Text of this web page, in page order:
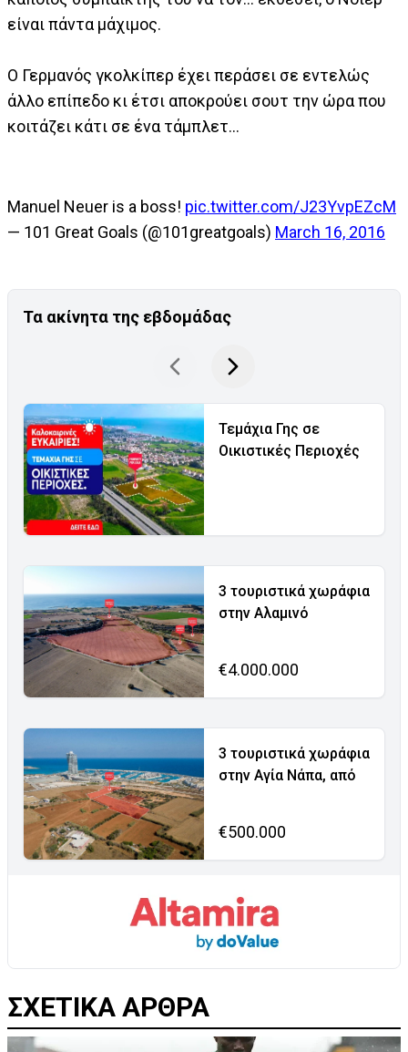
είναι πάντα μάχιμος.
Ο Γερμανός γκολκίπερ έχει περάσει σε εντελώς
άλλο επίπεδο κι έτσι αποκρούει σουτ την ώρα που
κοιτάζει κάτι σε ένα τάμπλετ...
Manuel Neuer is a boss! pic.twitter.com/J23YvpEZcM
— 101 Great Goals (@101greatgoals) March 16, 2016
Τα ακίνητα της εβδομάδας
Τεμάχια Γης σε
Οικιστικές Περιοχές
3 τουριστικά χωράφια
στην Αλαμινό
€4.000.000
3 τουριστικά χωράφια
στην Αγία Νάπα, από
€500.000
ΣΧΕΤΙΚΑ ΑΡΘΡΑ